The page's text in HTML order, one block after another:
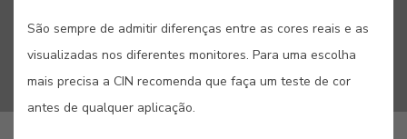
São sempre de admitir diferenças entre as cores reais e as
visualizadas nos diferentes monitores. Para uma escolha
mais precisa a CIN recomenda que faça um teste de cor
antes de qualquer aplicação.